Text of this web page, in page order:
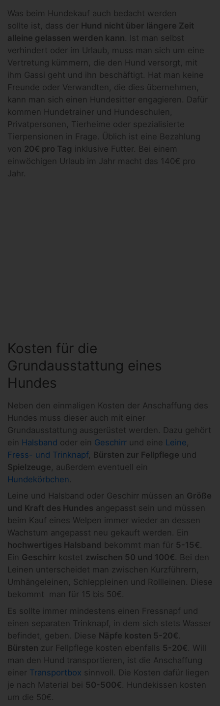
Was beim Hundekauf auch bedacht werden
sollte ist, dass der Hund nicht über längere Zeit
alleine gelassen werden kann. Ist man selbst
verhindert oder im Urlaub, muss man sich um eine
Vertretung kümmern, die den Hund versorgt, mit
ihm Gassi geht und ihn beschäftigt. Hat man keine
Freunde oder Verwandten, die dies übernehmen,
kann man sich einen Hundesitter engagieren. Dafür
kommen Hundetrainer und Hundeschulen,
Privatpersonen, Tierheime oder spezialisierte
Tierpensionen in Frage. Üblich ist eine Bezahlung
von 20€ pro Tag inklusive Futter. Bei einem
einwöchigen Urlaub im Jahr macht das 140€ pro
Jahr.
Kosten für die
Grundausstattung eines
Hundes
Neben den einmaligen Kosten der Anschaffung des
Hundes muss dieser auch mit einer
Grundausstattung ausgerüstet werden. Dazu gehört
ein Halsband oder ein Geschirr und eine Leine
Fress- und Trinknapf, Bürsten zur Fellpflege und
Spielzeuge , außerdem eventuell ein
Hundekörbchen.
Leine und Halsband oder Geschirr müssen an Größe
und Kraft des Hundes angepasst sein und müssen
beim Kauf eines Welpen immer wieder an dessen
Wachstum angepasst neu gekauft werden. Ein
hochwertiges Halsband bekommt man für 5-15€.
Ein Geschirr kostet zwischen 50 und 100€. Bei den
Leinen unterscheidet man zwischen Kurzführern,
Umhängeleinen, Schleppleinen und Rollleinen. Diese
bekommt man für 15 bis 50€.
Es sollte immer mindestens einen Fressnapf und
einen separaten Trinknapf, in dem sich stets Wasser
befindet, geben. Diese Näpfe kosten 5-20€.
Bürsten zur Fellpflege kosten ebenfalls 5-20€. Will
man den Hund transportieren, ist die Anschaffung
einer Transportbox sinnvoll. Die Kosten dafür liegen
je nach Material bei 50-500€. Hundekissen kosten
um die 50€.